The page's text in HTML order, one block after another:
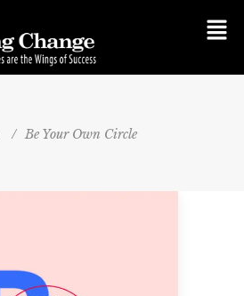
/ Be Your Own Circle